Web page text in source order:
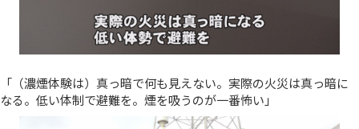
「（濃煙体験は）真っ暗で何も見えない。実際の火災は真っ暗に
なる。低い体制で避難を。煙を吸うのが一番怖い」